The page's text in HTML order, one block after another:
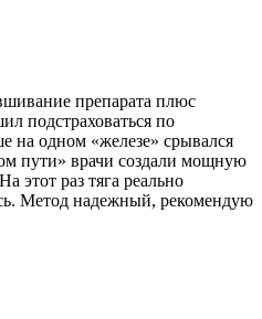
препарата плюс
подстраховаться по
на одном «железе» срывался
пути» врачи создали мощную
этот раз тяга реально
Метод надежный, рекомендую